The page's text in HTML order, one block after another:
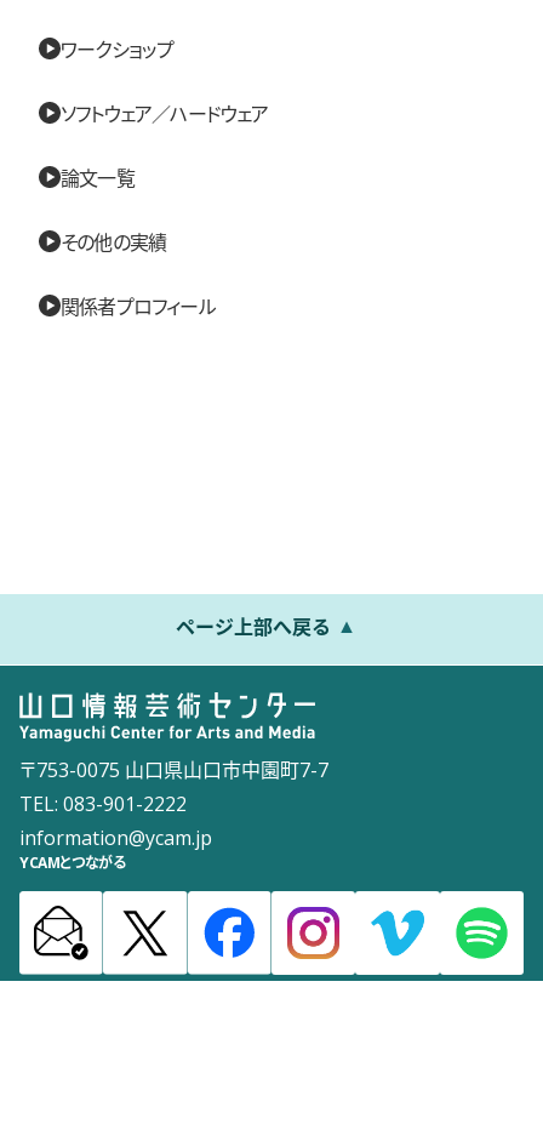
ワークショップ
ソフトウェア／ハードウェア
論文一覧
その他の実績
関係者プロフィール
ページ上部へ戻る
〒753-0075 山口県山口市中園町7-7
TEL: 083-901-2222
information@ycam.jp
YCAMとつながる